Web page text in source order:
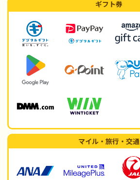
ギフト券
マイル・旅行・交通